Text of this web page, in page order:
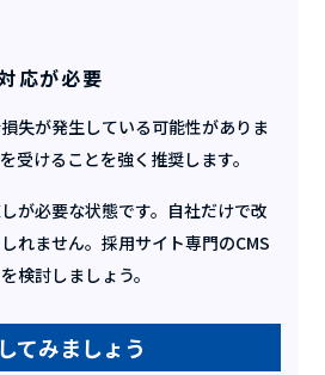
応が必要
失が発生している可能性がありま
受けることを強く推奨します。
が必要な状態です。自社だけで改
れません。採用サイト専門のCMS
検討しましょう。
てみましょう